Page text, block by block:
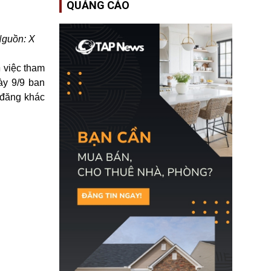
X
việc tham
9/9 ban
khác
nguy cơ thiếu hụt lực
lượng trầm trọng. Điều
này cần được đặc biệt
chú ý bởi nếu các siêu
bão đổ bộ Hoa Kỳ ở nửa
cuối năm 2026, lực
lượng ứng phó “mỏng”
có thể làm nghẽn công
tác cứu trợ; dẫn đến hệ
thống ứng phó khẩn cấp
quốc gia quá tải.
QUẢNG CÁO